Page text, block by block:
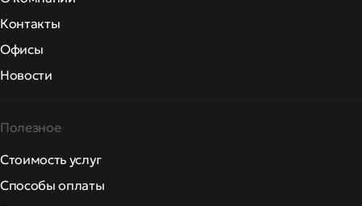
Контакты
Офисы
Новости
Полезное
Стоимость услуг
Способы оплаты